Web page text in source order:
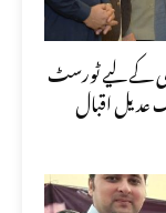
کے لیے ٹورسٹ
عدیل اقبال